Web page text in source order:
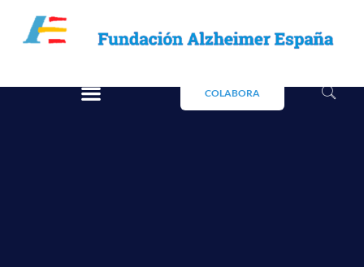
COLABORA